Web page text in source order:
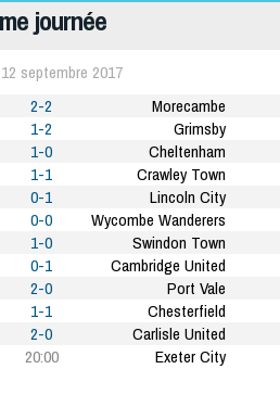
journée
septembre 2017
2-2
Morecambe
1-2
Grimsby
1-0
Cheltenham
1-1
Crawley Town
0-1
Lincoln City
0-0
Wycombe Wanderers
1-0
Swindon Town
0-1
Cambridge United
2-0
Port Vale
1-1
Chesterfield
2-0
Carlisle United
20:00 Exeter City